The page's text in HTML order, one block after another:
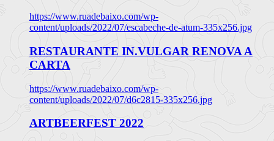
https://www.ruadebaixo.com/wp-
content/uploads/2022/07/escabeche-de-atum-335x256.jpg
RESTAURANTE IN.VULGAR RENOVA A
CARTA
https://www.ruadebaixo.com/wp-
content/uploads/2022/07/d6c2815-335x256.jpg
ARTBEERFEST 2022